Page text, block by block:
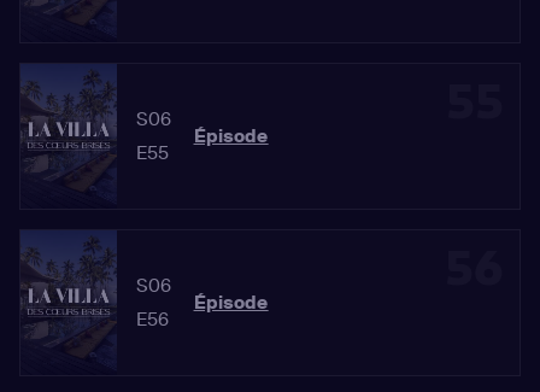
S06
E55
Épisode
S06
E56
Épisode